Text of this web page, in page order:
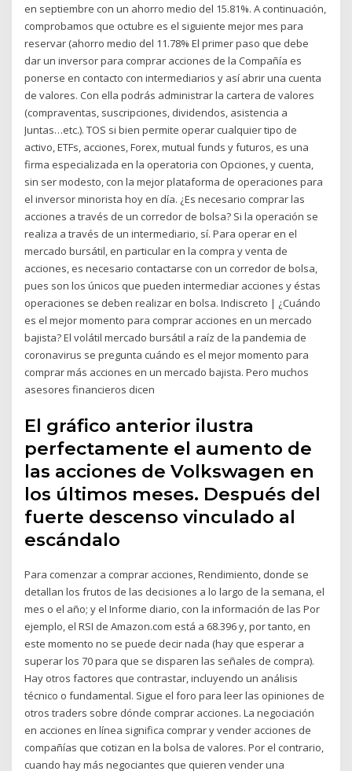
en septiembre con un ahorro medio del 15.81%. A continuación,
comprobamos que octubre es el siguiente mejor mes para
reservar (ahorro medio del 11.78% El primer paso que debe
dar un inversor para comprar acciones de la Compañía es
ponerse en contacto con intermediarios y así abrir una cuenta
de valores. Con ella podrás administrar la cartera de valores
(compraventas, suscripciones, dividendos, asistencia a
Juntas…etc.). TOS si bien permite operar cualquier tipo de
activo, ETFs, acciones, Forex, mutual funds y futuros, es una
firma especializada en la operatoria con Opciones, y cuenta,
sin ser modesto, con la mejor plataforma de operaciones para
el inversor minorista hoy en día. ¿Es necesario comprar las
acciones a través de un corredor de bolsa? Si la operación se
realiza a través de un intermediario, sí. Para operar en el
mercado bursátil, en particular en la compra y venta de
acciones, es necesario contactarse con un corredor de bolsa,
pues son los únicos que pueden intermediar acciones y éstas
operaciones se deben realizar en bolsa. Indiscreto | ¿Cuándo
es el mejor momento para comprar acciones en un mercado
bajista? El volátil mercado bursátil a raíz de la pandemia de
coronavirus se pregunta cuándo es el mejor momento para
comprar más acciones en un mercado bajista. Pero muchos
asesores financieros dicen
El gráfico anterior ilustra
perfectamente el aumento de
las acciones de Volkswagen en
los últimos meses. Después del
fuerte descenso vinculado al
escándalo
Para comenzar a comprar acciones, Rendimiento, donde se
detallan los frutos de las decisiones a lo largo de la semana, el
mes o el año; y el Informe diario, con la información de las Por
ejemplo, el RSI de Amazon.com está a 68.396 y, por tanto, en
este momento no se puede decir nada (hay que esperar a
superar los 70 para que se disparen las señales de compra).
Hay otros factores que contrastar, incluyendo un análisis
técnico o fundamental. Sigue el foro para leer las opiniones de
otros traders sobre dónde comprar acciones. La negociación
en acciones en línea significa comprar y vender acciones de
compañías que cotizan en la bolsa de valores. Por el contrario,
cuando hay más negociantes que quieren vender una